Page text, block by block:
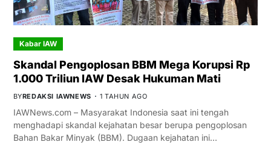
Kabar IAW
Skandal Pengoplosan BBM Mega Korupsi Rp
1.000 Triliun IAW Desak Hukuman Mati
BYREDAKSI IAWNEWS 1 TAHUN AGO
IAWNews.com – Masyarakat Indonesia saat ini tengah
menghadapi skandal kejahatan besar berupa pengoplosan
Bahan Bakar Minyak (BBM). Dugaan kejahatan ini…